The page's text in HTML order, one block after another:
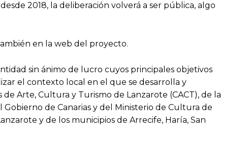
2018, la deliberación volverá a ser pública, algo
en la web del proyecto.
sin ánimo de lucro cuyos principales objetivos
el contexto local en el que se desarrolla y
Arte, Cultura y Turismo de Lanzarote (CACT), de la
Gobierno de Canarias y del Ministerio de Cultura de
y de los municipios de Arrecife, Haría, San